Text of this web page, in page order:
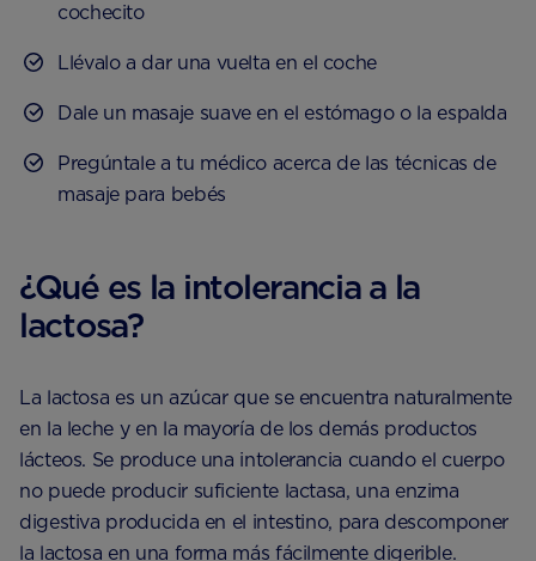
cochecito
Llévalo a dar una vuelta en el coche
Dale un masaje suave en el estómago o la espalda
Pregúntale a tu médico acerca de las técnicas de
masaje para bebés
¿Qué es la intolerancia a la
lactosa?
La lactosa es un azúcar que se encuentra naturalmente
en la leche y en la mayoría de los demás productos
lácteos. Se produce una intolerancia cuando el cuerpo
no puede producir suficiente lactasa, una enzima
digestiva producida en el intestino, para descomponer
la lactosa en una forma más fácilmente digerible.